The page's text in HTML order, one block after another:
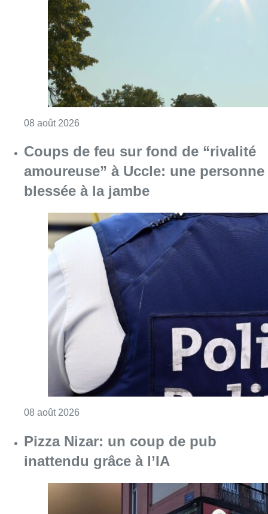
amoureuse” à Uccle: une personne
blessée à la jambe
08 août 2026 Consulter l'article "Coups de feu sur fond
Pizza Nizar: un coup de pub
inattendu grâce à l’IA